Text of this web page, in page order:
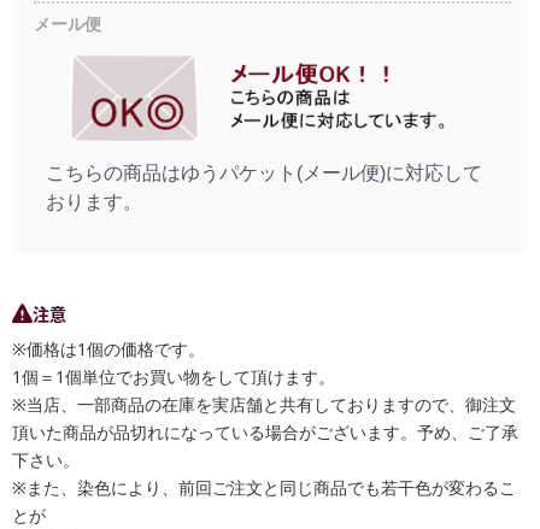
メール便
こちらの商品はゆうパケット(メール便)に対応して
おります。
注意
※価格は1個の価格です。
1個＝1個単位でお買い物をして頂けます。
※当店、一部商品の在庫を実店舗と共有しておりますので、御注文
頂いた商品が品切れになっている場合がございます。予め、ご了承
下さい。
※また、染色により、前回ご注文と同じ商品でも若干色が変わるこ
とが